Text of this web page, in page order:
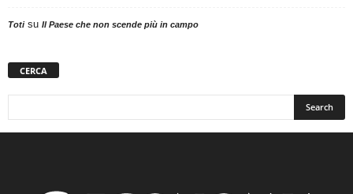
Totisu Il Paese che non scende più in campo
CERCA